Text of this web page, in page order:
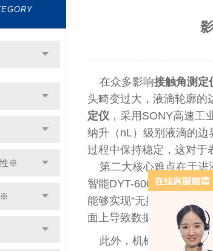
※
※
在众多影响接触角测定
头畸变过大，液滴轮廓的
定仪 ，采用SONY高速
纳升（nL）级别液滴的
过程中保持稳定，这对于
第二大核心难点在于进
智能DYT-600Z接触角测
能够实现“无振动"滴液，
面上导致数据失真。
此外，机械结构的稳定